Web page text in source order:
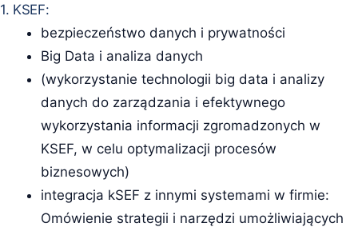
1. KSEF:
bezpieczeństwo danych i prywatności
Big Data i analiza danych
(wykorzystanie technologii big data i analizy
danych do zarządzania i efektywnego
wykorzystania informacji zgromadzonych w
KSEF, w celu optymalizacji procesów
biznesowych)
integracja kSEF z innymi systemami w firmie:
Omówienie strategii i narzędzi umożliwiających